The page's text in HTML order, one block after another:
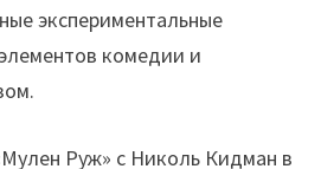
экспериментальные
комедии и
Руж» с Николь Кидман в